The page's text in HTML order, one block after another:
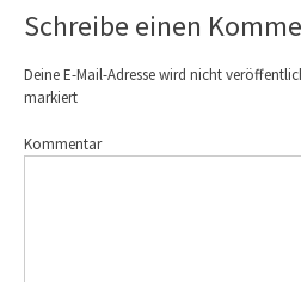
Schreibe einen
Deine E-Mail-Adresse wird nicht
markiert
Kommentar